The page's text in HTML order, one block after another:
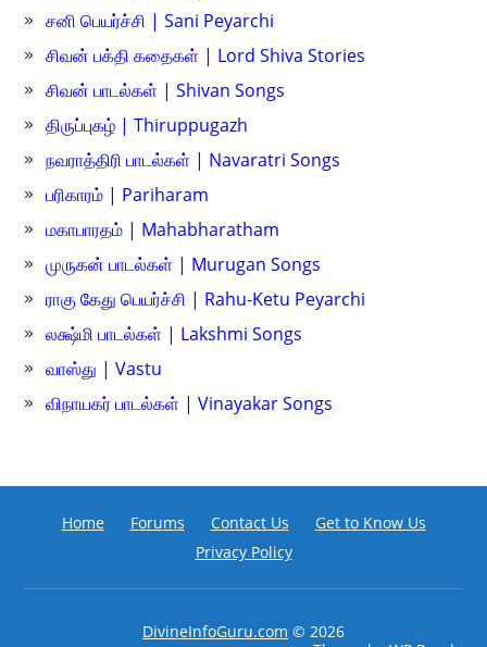
சனி பெயர்ச்சி | Sani Peyarchi
சிவன் பக்தி கதைகள் | Lord Shiva Stories
சிவன் பாடல்கள் | Shivan Songs
திருப்புகழ் | Thiruppugazh
நவராத்திரி பாடல்கள் | Navaratri Songs
பரிகாரம் | Pariharam
மகாபாரதம் | Mahabharatham
முருகன் பாடல்கள் | Murugan Songs
ராகு கேது பெயர்ச்சி | Rahu-Ketu Peyarchi
லக்ஷ்மி பாடல்கள் | Lakshmi Songs
வாஸ்து | Vastu
விநாயகர் பாடல்கள் | Vinayakar Songs
Home Forums Contact Us
Get to Know Us
Privacy Policy
DivineInfoGuru.com © 2026